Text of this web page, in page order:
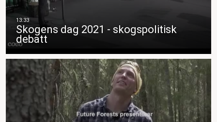
Skogens dag 2021 - skogspolitisk
debatt